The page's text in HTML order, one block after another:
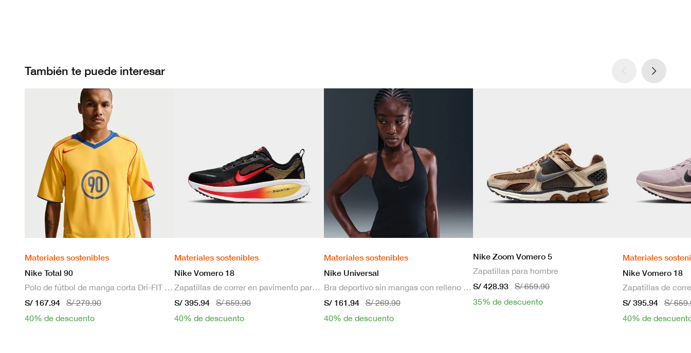
También te puede interesar
Materiales sostenibles
Nike Total 90
Polo de fútbol de manga corta Dri-FIT para hombre
S/ 167.94
S/ 279.90
40% de descuento
Materiales sostenibles
Nike Vomero 18
Zapatillas de correr en pavimento para hombre
S/ 395.94
S/ 659.90
40% de descuento
Materiales sostenibles
Nike Universal
Bra deportivo sin mangas con relleno de sujeción media para mujer
S/ 161.94
S/ 269.90
40% de descuento
Nike Zoom Vomero 5
Zapatillas para hombre
S/ 428.93
S/ 659.90
35% de descuento
Materiales
Nike Vomero 18
S/ 395.94
S/
40% de